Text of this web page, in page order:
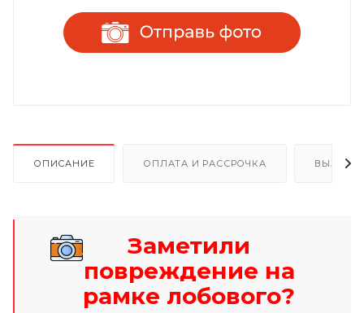
ОПИСАНИЕ ОПЛАТА И РАССРОЧКА ВЫЗОВ
Заметили
повреждение на
рамке лобового?